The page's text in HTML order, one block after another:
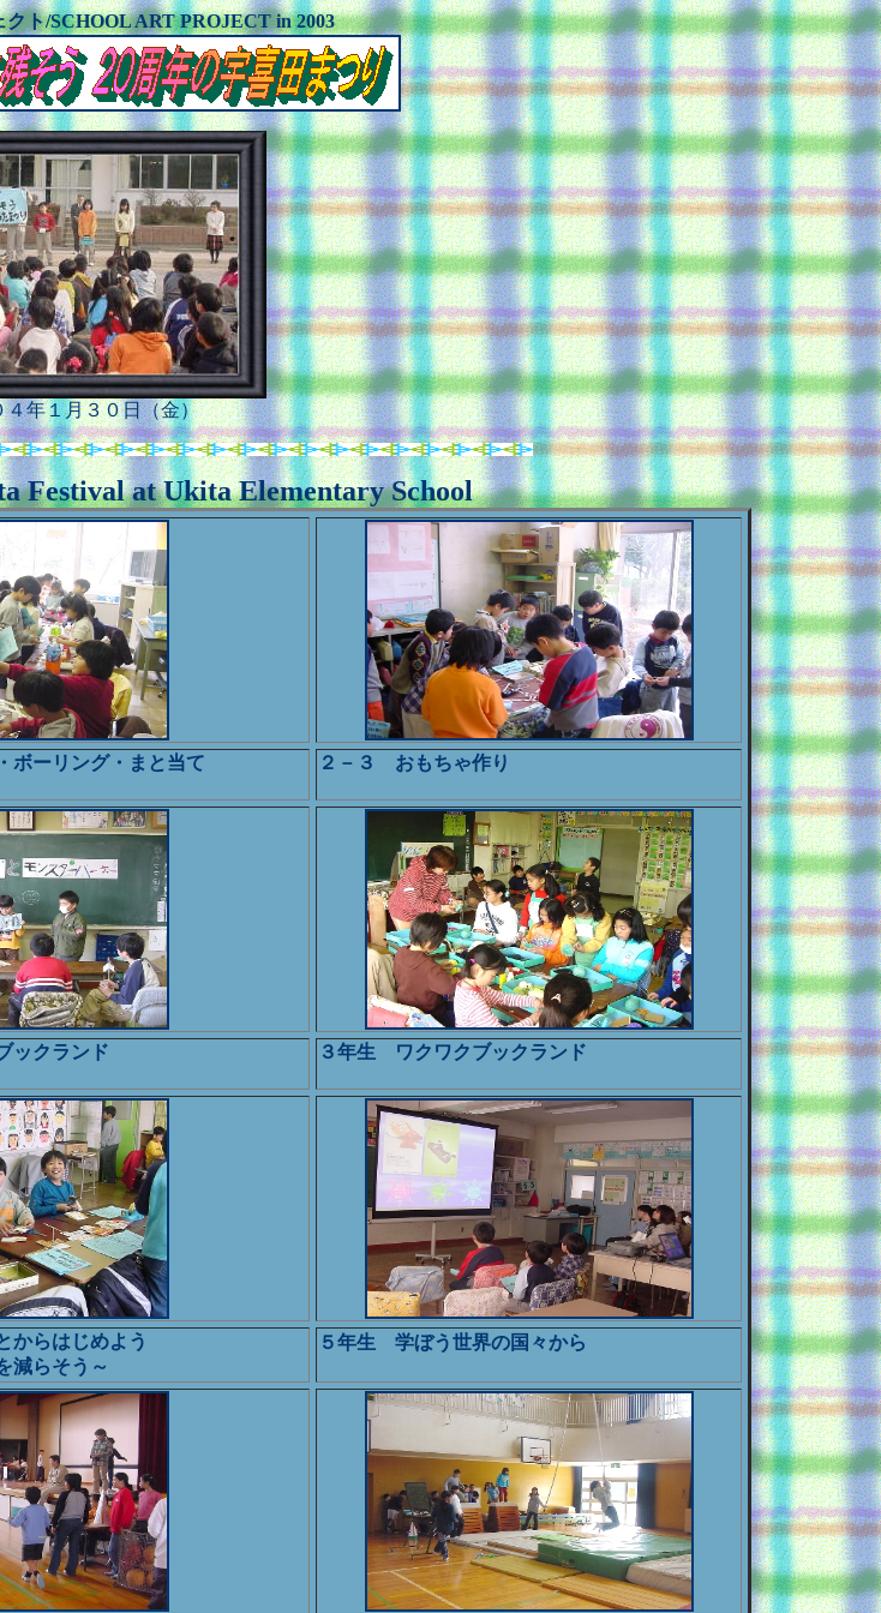
ト/SCHOOL ART PROJECT in 2003
４年１月３０日（金）
Festival at Ukita Elementary School
ボーリング・まと当て ２－３ おもちゃ作り
ックランド ３年生 ワクワクブックランド
からはじめよう
減らそう～
５年生 学ぼう世界の国々から